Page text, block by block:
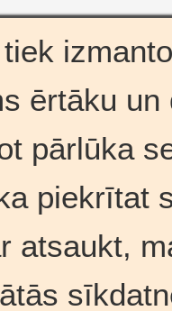
ērtāku
pārlūka
piekrītat
atsaukt,